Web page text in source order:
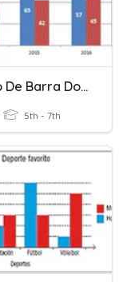
Gráfico De Barra Dobles
5th - 7th